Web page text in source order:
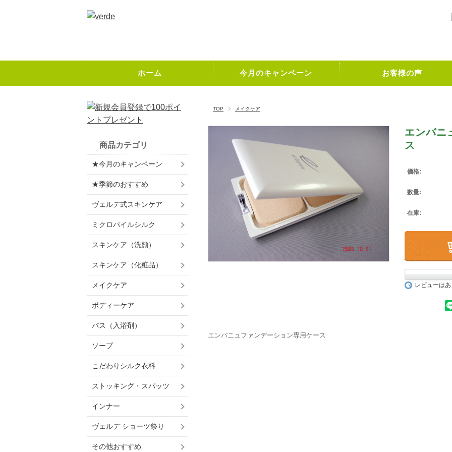
ホーム 今月のキャンペーン お客様の声
TOP メイクケア
エンバ
ス
価格:
数量:
在庫:
レビューは
エンバニュファンデーション専用ケース
商品カテゴリ
★今月のキャンペーン
★季節のおすすめ
ヴェルデ式スキンケア
ミクロパイルシルク
スキンケア（洗顔）
スキンケア（化粧品）
メイクケア
ボディーケア
バス（入浴剤）
ソープ
こだわりシルク衣料
ストッキング・スパッツ
インナー
ヴェルデ ショーツ祭り
その他おすすめ